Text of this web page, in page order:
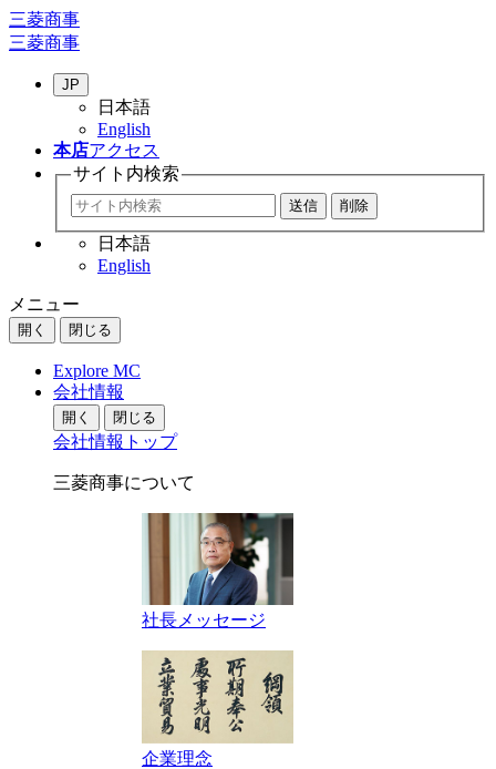
三菱商事
三菱商事
JP
日本語
English
本店アクセス
サイト内検索
日本語
English
メニュー
開く 閉じる
Explore MC
会社情報
開く 閉じる
会社情報トップ
三菱商事について
社長メッセージ
企業理念